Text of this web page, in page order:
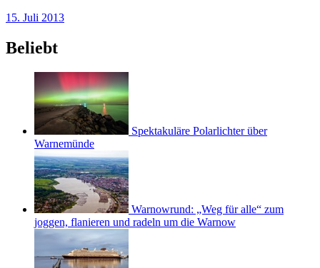
15. Juli 2013
Beliebt
Spektakuläre Polarlichter über
Warnemünde
Warnowrund: „Weg für alle“ zum
joggen, flanieren und radeln um die Warnow